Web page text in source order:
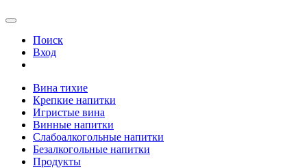
Поиск
Вход
Вина тихие
Крепкие напитки
Игристые вина
Винные напитки
Слабоалкогольные напитки
Безалкогольные напитки
Продукты